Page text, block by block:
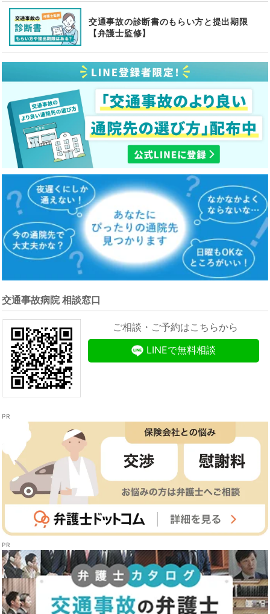
交通事故の診断書のもらい方と提出期限
【弁護士監修】
交通事故病院 相談窓口
ご相談・ご予約はこちらから
LINEで無料相談